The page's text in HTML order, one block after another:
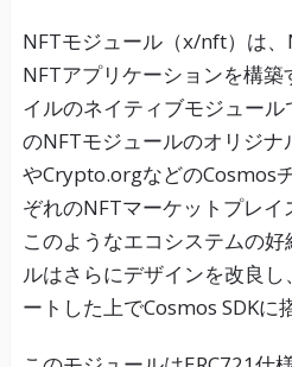
NFTモジュール（x/nft）は
NFTアプリケーションを構築
イルのネイティブモジュー
のNFTモジュールのオリジナ
やCrypto.orgなどのCosmos
ぞれのNFTマーケットプレイ
このようなエコシステムの
ルはさらにデザインを改良
ートした上でCosmos SDKに